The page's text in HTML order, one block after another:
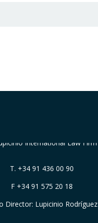
T. +34 91 436 00 90
F +34 91 575 20 18
Director: Lupicinio Rodríguez